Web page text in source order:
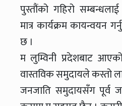
पुस्तौंको गहिरो
मात्र कार्यक्रम कायन्वयन
छ ।
म लुम्विनी प्रदेशबाट
वास्तविक समुदायले कस्तो
जनजाति समुदायसँग पूर्व